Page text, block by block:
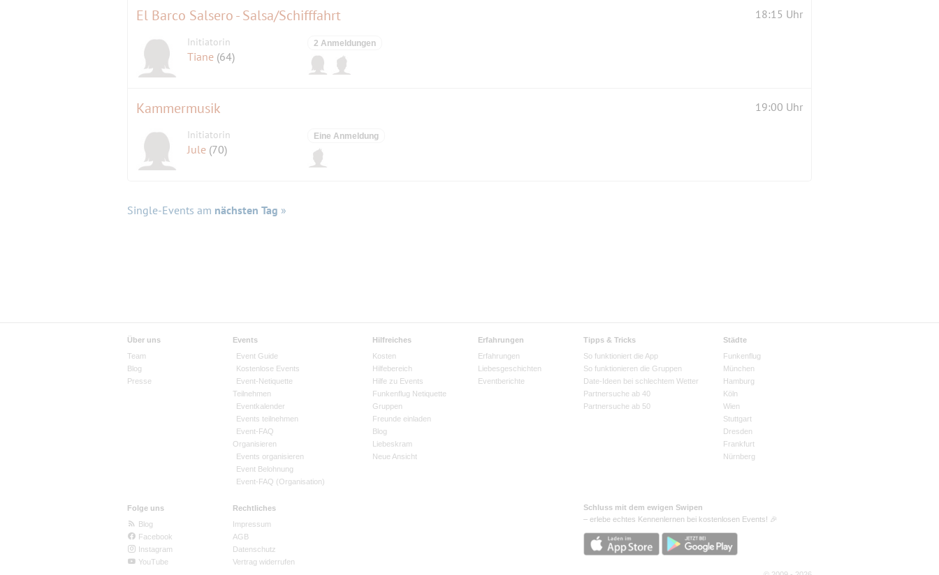
El Barco Salsero - Salsa/Schifffahrt 18:15 Uhr
Initiatorin
Tiane (64)
2 Anmeldungen
Kammermusik 19:00 Uhr
Initiatorin
Jule (70)
Eine Anmeldung
Single-Events am nächsten Tag »
Über uns
Team
Blog
Presse
Events
Event Guide
Kostenlose Events
Event-Netiquette
Teilnehmen
Eventkalender
Events teilnehmen
Event-FAQ
Organisieren
Events organisieren
Event Belohnung
Event-FAQ (Organisation)
Hilfreiches
Kosten
Hilfebereich
Hilfe zu Events
Funkenflug Netiquette
Gruppen
Freunde einladen
Blog
Liebeskram
Neue Ansicht
Erfahrungen
Erfahrungen
Liebesgeschichten
Eventberichte
Tipps & Tricks
So funktioniert die App
So funktionieren die Gruppen
Date-Ideen bei schlechtem Wetter
Partnersuche ab 40
Partnersuche ab 50
Städte
Funkenflug
München
Hamburg
Köln
Wien
Stuttgart
Dresden
Frankfurt
Nürnberg
Folge uns
Blog
Facebook
Instagram
YouTube
Rechtliches
Impressum
AGB
Datenschutz
Vertrag widerrufen
Schluss mit dem ewigen Swipen
– erlebe echtes Kennenlernen bei kostenlosen Events! 🎉